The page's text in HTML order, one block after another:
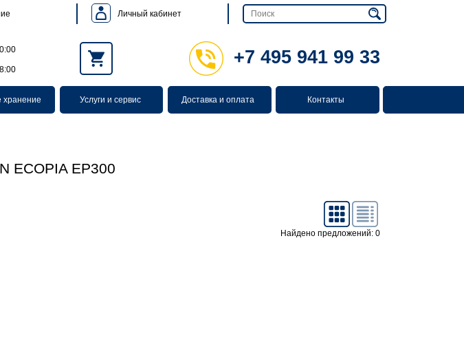
Личный кабинет
+7 495 941 99 33
хранение Услуги и сервис Доставка и оплата Контакты
ECOPIA EP300
Найдено предложений: 0